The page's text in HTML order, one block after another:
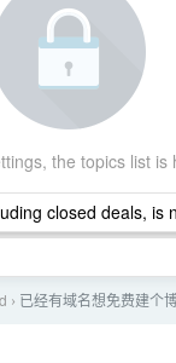
the topics list is
closed deals, is
› 已经有域名想免费建个